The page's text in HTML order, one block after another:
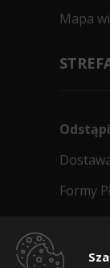
Mapa
Formy